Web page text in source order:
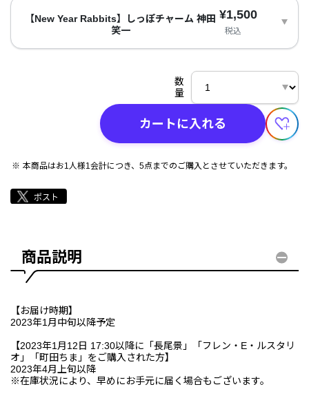
【New Year Rabbits】しっぽチャーム 神田
笑一
¥1,500
税込
数
量
カートに入れる
本商品はお1人様1会計につき、5点までのご購入とさせていただきます。
商品説明
【お届け時期】
2023年1月中旬以降予定
【2023年1月12日 17:30以降に「長尾景」「フレン・E・ルスタリ
オ」「町田ちま」をご購入された方】
2023年4月上旬以降
※在庫状況により、早めにお手元に届く場合もございます。